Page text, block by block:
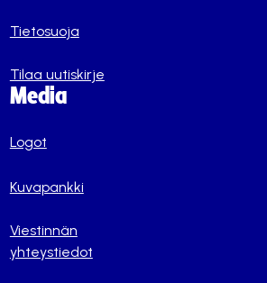
Tietosuoja
Tilaa uutiskirje
Media
Logot
Kuvapankki
Viestinnän
yhteystiedot